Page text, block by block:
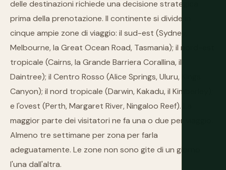
delle destinazioni richiede una decisione strategica
prima della prenotazione. Il continente si divide in
cinque ampie zone di viaggio: il sud-est (Sydney,
Melbourne, la Great Ocean Road, Tasmania); il nord-est
tropicale (Cairns, la Grande Barriera Corallina, il
Daintree); il Centro Rosso (Alice Springs, Uluru, Kings
Canyon); il nord tropicale (Darwin, Kakadu, il Kimberley);
e l'ovest (Perth, Margaret River, Ningaloo Reef). La
maggior parte dei visitatori ne fa una o due per viaggio.
Almeno tre settimane per zona per farla
adeguatamente. Le zone non sono gite di un giorno
l'una dall'altra.